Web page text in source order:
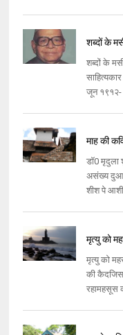
शब्दों के
शब्दों के
जून
माह की
डॉ0 मृदुला
असंख्य
शीश पे
मृत्यु को
मृत्यु को
की
रहामहसूस